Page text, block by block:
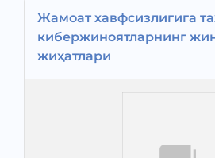
Жамоат хавфсизлигига
кибержиноятларнинг
жиҳатлари